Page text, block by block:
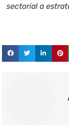
sectorial a